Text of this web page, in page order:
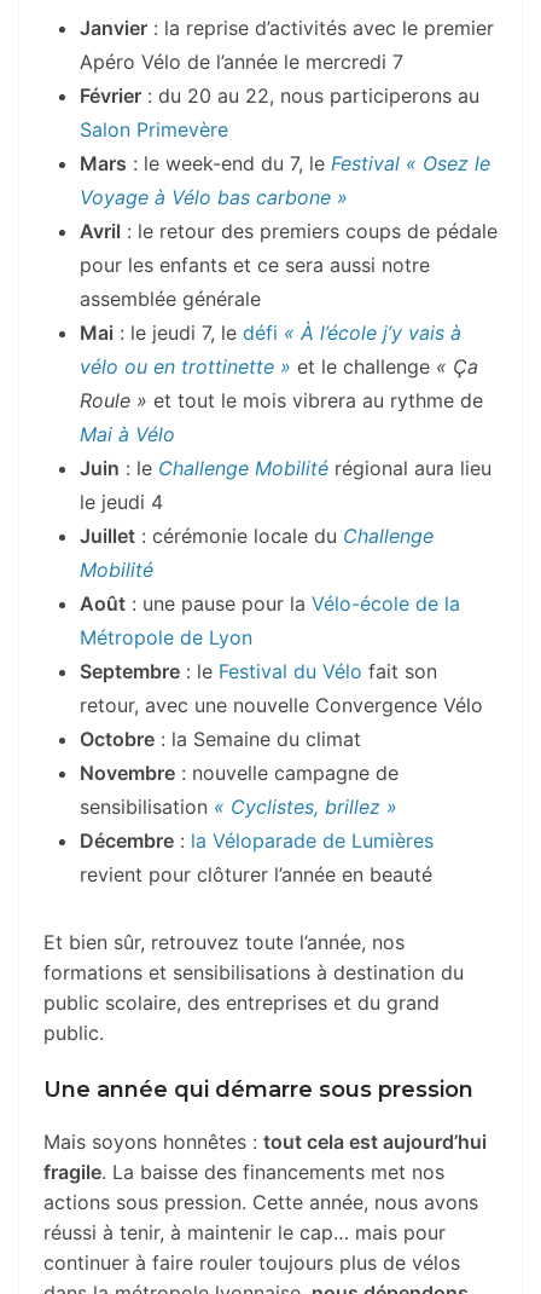
Janvier : la reprise d’activités avec le premier
Apéro Vélo de l’année le mercredi 7
Février : du 20 au 22, nous participerons au
Salon Primevère
Mars : le week-end du 7, le Festival « Osez le
Voyage à Vélo bas carbone »
Avril : le retour des premiers coups de pédale
pour les enfants et ce sera aussi notre
assemblée générale
Mai : le jeudi 7, le défi « À l’école j’y vais à
vélo ou en trottinette » et le challenge « Ça
Roule » et tout le mois vibrera au rythme de
Mai à Vélo
Juin : le Challenge Mobilité régional aura lieu
le jeudi 4
Juillet : cérémonie locale du Challenge
Mobilité
Août : une pause pour la Vélo-école de la
Métropole de Lyon
Septembre : le Festival du Vélo fait son
retour, avec une nouvelle Convergence Vélo
Octobre : la Semaine du climat
Novembre : nouvelle campagne de
sensibilisation « Cyclistes, brillez »
Décembre : la Véloparade de Lumières
revient pour clôturer l’année en beauté
Et bien sûr, retrouvez toute l’année, nos
formations et sensibilisations à destination du
public scolaire, des entreprises et du grand
public.
Une année qui démarre sous pression
Mais soyons honnêtes : tout cela est aujourd’hui
fragile. La baisse des financements met nos
actions sous pression. Cette année, nous avons
réussi à tenir, à maintenir le cap… mais pour
continuer à faire rouler toujours plus de vélos